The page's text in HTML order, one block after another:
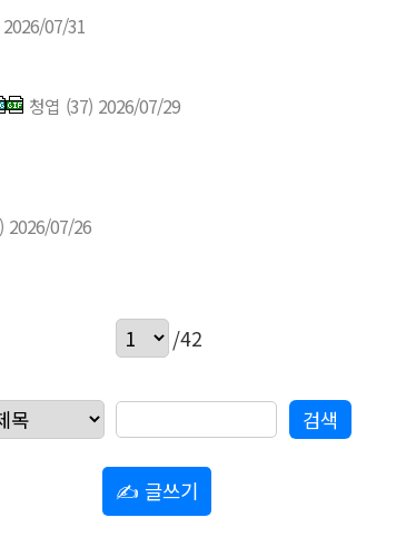
2026/07/31
청엽 (37) 2026/07/29
2026/07/26
/42
✍ 글쓰기